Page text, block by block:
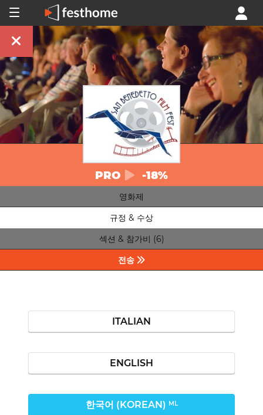
PRO -18%
영화제
규정 & 수상
섹션 & 참가비 (6)
전송
ITALIAN
ENGLISH
한국어 (KOREAN) ML